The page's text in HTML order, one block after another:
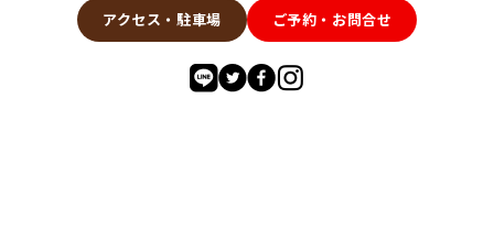
アクセス・駐車場 ご予約・お問合せ